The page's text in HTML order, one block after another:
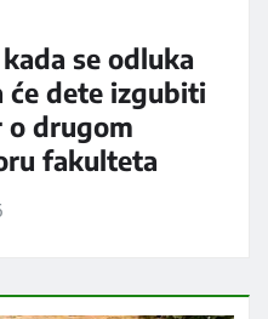
se odluka
će dete izgubiti
o drugom
fakulteta